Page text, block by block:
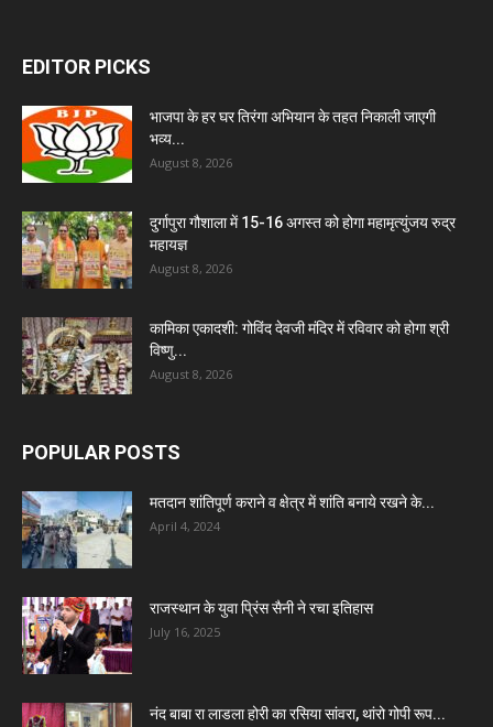
EDITOR PICKS
भाजपा के हर घर तिरंगा अभियान के तहत निकाली जाएगी
भव्य...
August 8, 2026
दुर्गापुरा गौशाला में 15-16 अगस्त को होगा महामृत्युंजय रुद्र
महायज्ञ
August 8, 2026
कामिका एकादशी: गोविंद देवजी मंदिर में रविवार को होगा श्री
विष्णु...
August 8, 2026
POPULAR POSTS
मतदान शांतिपूर्ण कराने व क्षेत्र में शांति बनाये रखने के...
April 4, 2024
राजस्थान के युवा प्रिंस सैनी ने रचा इतिहास
July 16, 2025
नंद बाबा रा लाडला होरी का रसिया सांवरा, थांरो गोपी रूप...